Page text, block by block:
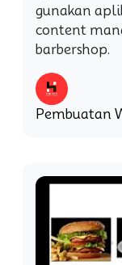
gunakan
content
barbershop.
Pembuatan